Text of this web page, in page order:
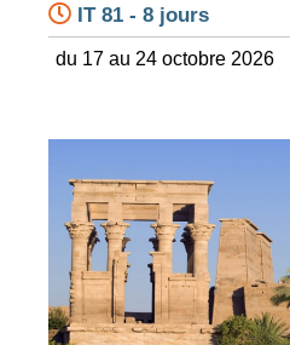
IT 81 - 8 jours
du 17 au 24 octobre 2026